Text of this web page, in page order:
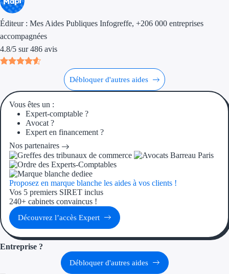
Éditeur : Mes Aides Publiques Infogreffe, +206 000 entreprises
accompagnées
4.8/5 sur 486 avis
Débloquer d'autres aides
Vous êtes un :
Expert-comptable ?
Avocat ?
Expert en financement ?
Nos partenaires
Proposez en marque blanche les aides à vos clients !
Vos 5 premiers SIRET inclus
240+ cabinets convaincus !
Découvrez l’accès Expert
Entreprise ?
Débloquer d'autres aides